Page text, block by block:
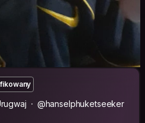
@hanselphuketseeker